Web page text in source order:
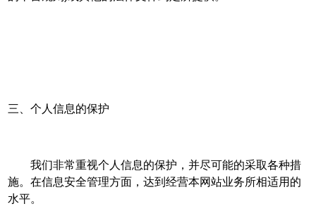
三、个人信息的保护
我们非常重视个人信息的保护，并尽可能的采取各种措
施。在信息安全管理方面，达到经营本网站业务所相适用的
水平。